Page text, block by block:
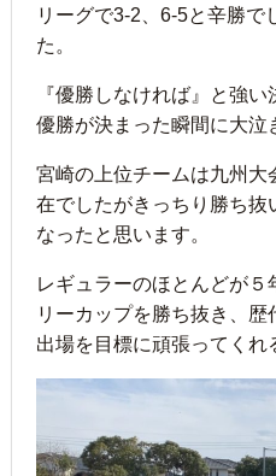
リーグで3-2、6-5と辛勝で
た。
『優勝しなければ』と強
優勝が決まった瞬間に大泣
宮崎の上位チームは九州大
在でしたがきっちり勝ち抜
なったと思います。
レギュラーのほとんどが５
リーカップを勝ち抜き、
出場を目標に頑張ってくれ